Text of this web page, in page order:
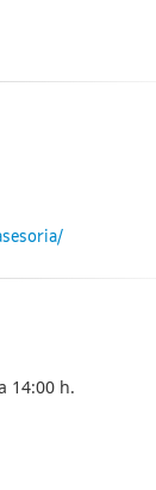
14:00 h.